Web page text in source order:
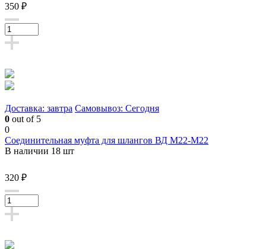
350 ₽
Доставка: завтра Самовывоз: Сегодня
0 out of 5
0
Соединительная муфта для шлангов ВД М22-М22
В наличии 18 шт
320 ₽